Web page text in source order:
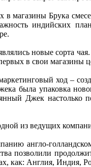
в магазины Брука
индийских
новые сорта
в свои магазины
ход –
была упаковка
Джек настолько
из ведущих
англо-
позволили
как: Англия, Индия,